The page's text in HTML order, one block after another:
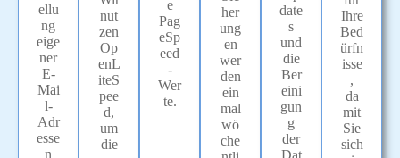
ellu
ng
eige
ner
E-
Mai
l-
Adr
esse
n
nut
zen
Op
enL
iteS
pee
d,
um
die
e
Pag
eSp
eed
-
Wer
te.
her
ung
en
wer
den
ein
mal
wö
che
date
s
und
die
Ber
eini
gun
g
der
Dat
Ihre
Bed
ürfn
isse
,
da
mit
Sie
sich